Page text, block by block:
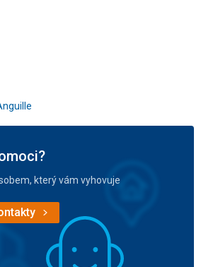
který vám vyhovuje